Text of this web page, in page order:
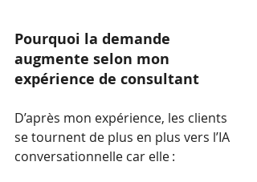
Pourquoi la demande
augmente selon mon
expérience de consultant
D’après mon expérience, les clients
se tournent de plus en plus vers l’IA
conversationnelle car elle :